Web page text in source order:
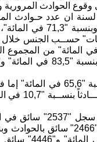
شخصا بنسبــــــــة "79,2 في المائة" والإناث
المائة" وخلال